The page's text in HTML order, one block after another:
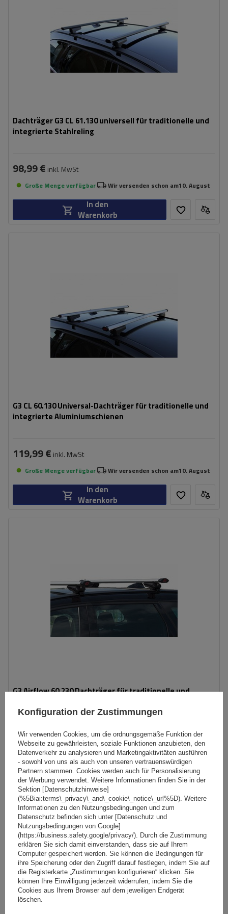
Dachträger G3 CL 61.130 universell für traditionelle und
integrierte Stahlreling
98,99 € inkl. MwSt
Große Menge verfügbar Wir versenden schon am10. August
In den
Warenkorb
G3 CL 60.130 Universal-Dachträger für traditionelle und
integrierte Aluminiumschienen
119,99 € inkl. MwSt
Große Menge verfügbar Wir versenden schon am10. August
In den
Warenkorb
G3 Airflow 60.230 Dachträger für traditionelle und
154,99 €inkl. MwSt
Große Menge verfügbar Wir versenden schon am10. August
In den
Warenkorb
Konfiguration der Zustimmungen
Wir verwenden Cookies, um die ordnungsgemäße Funktion der
Webseite zu gewährleisten, soziale Funktionen anzubieten, den
Datenverkehr zu analysieren und Marketingaktivitäten ausführen
- sowohl von uns als auch von unseren vertrauenswürdigen
Partnern stammen. Cookies werden auch für Personalisierung
der Werbung verwendet. Weitere Informationen finden Sie in der
Sektion [Datenschutzhinweise]
(%5Biai:terms\_privacy\_and\_cookie\_notice\_url%5D). Weitere
Informationen zu den Nutzungsbedingungen und zum
Datenschutz befinden sich unter [Datenschutz und
Nutzungsbedingungen von Google]
(https://business.safety.google/privacy/). Durch die Zustimmung
erklären Sie sich damit einverstanden, dass sie auf Ihrem
Computer gespeichert werden. Sie können die Bedingungen für
ihre Speicherung oder den Zugriff darauf festlegen, indem Sie auf
die Registerkarte „Zustimmungen konfigurieren“ klicken. Sie
können Ihre Einwilligung jederzeit widerrufen, indem Sie die
Cookies aus Ihrem Browser auf dem jeweiligen Endgerät
löschen.